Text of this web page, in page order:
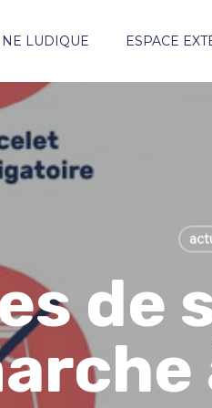
LUDIQUE ESPACE
de